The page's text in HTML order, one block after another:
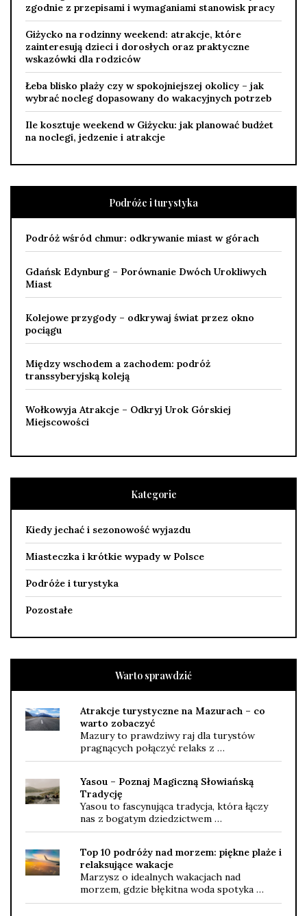
zgodnie z przepisami i wymaganiami stanowisk pracy
Giżycko na rodzinny weekend: atrakcje, które
zainteresują dzieci i dorosłych oraz praktyczne
wskazówki dla rodziców
Łeba blisko plaży czy w spokojniejszej okolicy – jak
wybrać nocleg dopasowany do wakacyjnych potrzeb
Ile kosztuje weekend w Giżycku: jak planować budżet
na noclegi, jedzenie i atrakcje
Podróże i turystyka
Podróż wśród chmur: odkrywanie miast w górach
Gdańsk Edynburg – Porównanie Dwóch Urokliwych
Miast
Kolejowe przygody – odkrywaj świat przez okno
pociągu
Między wschodem a zachodem: podróż
transsyberyjską koleją
Wołkowyja Atrakcje – Odkryj Urok Górskiej
Miejscowości
Kategorie
Kiedy jechać i sezonowość wyjazdu
Miasteczka i krótkie wypady w Polsce
Podróże i turystyka
Pozostałe
Warto sprawdzić
Atrakcje turystyczne na Mazurach – co
warto zobaczyć
Mazury to prawdziwy raj dla turystów
pragnących połączyć relaks z …
Yasou – Poznaj Magiczną Słowiańską
Tradycję
Yasou to fascynująca tradycja, która łączy
nas z bogatym dziedzictwem …
Top 10 podróży nad morzem: piękne plaże i
relaksujące wakacje
Marzysz o idealnych wakacjach nad
morzem, gdzie błękitna woda spotyka …